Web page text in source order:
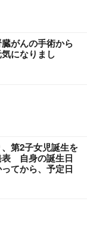
がんの手術から
になりまし
第2子女児誕生を
自身の誕生日
てから、予定日